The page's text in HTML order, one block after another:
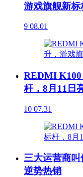
游戏旗舰新标
9 08.01
REDMI K100
杆，8月11日
10 07.31
三大运营商
逆势热销